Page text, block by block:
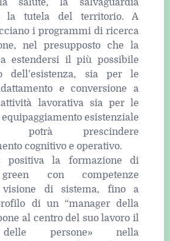
salute, la salvaguardia
la tutela del territorio. A
i programmi di ricerca
nel presupposto che la
estendersi il più possibile
dell’esistenza, sia per le
e conversione a
lavorativa sia per le
esistenziale
prescindere
cognitivo e operativo.
positiva la formazione di
con competenze
visione di sistema, fino a
di un “manager della
al centro del suo lavoro il
delle persone» nella